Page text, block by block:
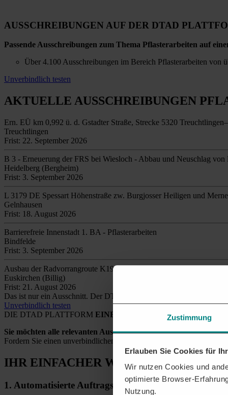
Zustimmung
Erlauben Sie Cookies für
Wir nutzen Cookies und
optimierte Browser-
Nutzung.
AUSSCHREIBUNGEN AUF DER DTAD
Passende Ausschreibungen zum Thema Pflasterarbeiten auf
Über 4.100 Ausschreibungen im Bereich Pflasterarbeiten
Unverbindlich testen
AKTUELLE AUSSCHREIBUNGEN
Ern. EÜ km 0,992 ü. d. Gstadter Straße, Strecke 5320
Treuchtlingen
Frist: 22. September 2026
B 3 - Erneuerung der FRS bei Wiesloch - Abbau und Neuschlag von
Heidelberg (Bergheim)
Frist: 3. September 2026
L 3179 DE Spessart Höhenstraße zw. Burgjosser Heiligen und
Gelnhausen
Frist: 18. August 2026
Barrierefreie Innenstadt 1. BA - Pflasterarbeiten
Bindfelde
Frist: 3. September 2026
Ausbau der Radvorrangroute K19 von der L210
Euskirchen (Billig)
Frist: 21. August 2026
Das ist nur ein Ausschnitt. Der DTAD findet täglich
Unverbindlich testen
DIE DTAD PLATTFORM EINE SICHERE LÖSUNG
Sie möchten alle relevanten Ausschreibungen und Aufträge
Fordern Sie einen unverbindlichen Testzugang an und wir
IHR EINFACHER WEGZU NEUEN
1. Automatisierte Auftragsrecherche